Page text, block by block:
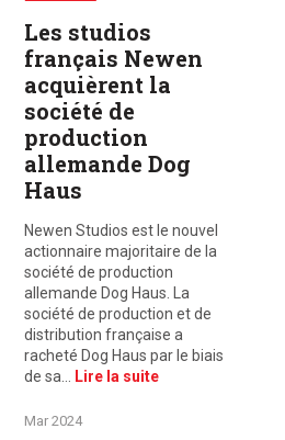
Les studios
français Newen
acquièrent la
société de
production
allemande Dog
Haus
Newen Studios est le nouvel
actionnaire majoritaire de la
société de production
allemande Dog Haus. La
société de production et de
distribution française a
racheté Dog Haus par le biais
de sa…
Lire la suite
Mar 2024